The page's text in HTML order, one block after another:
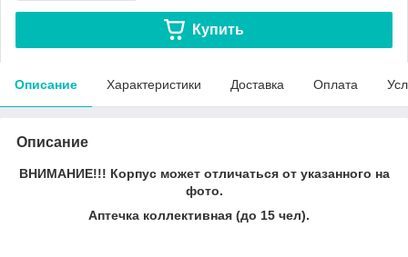
Купить
Описание Характеристики Доставка Оплата
Описание
ВНИМАНИЕ!!! Корпус может отличаться от указанного на
фото.
Аптечка коллективная (до 15 чел).